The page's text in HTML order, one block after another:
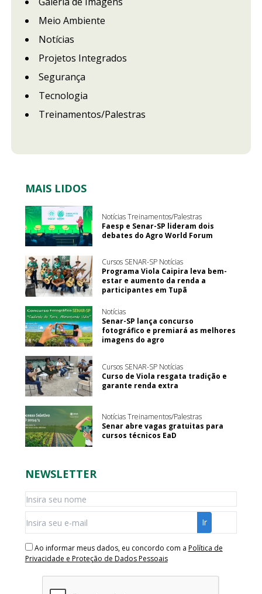
Meio Ambiente
Notícias
Projetos Integrados
Segurança
Tecnologia
Treinamentos/Palestras
MAIS LIDOS
Notícias Treinamentos/Palestras
Faesp e Senar-SP lideram dois
debates do Agro World Forum
Cursos SENAR-SP Notícias
Programa Viola Caipira leva bem-
estar e aumento da renda a
participantes em Tupã
Notícias
Senar-SP lança concurso
fotográfico e premiará as melhores
imagens do agro
Cursos SENAR-SP Notícias
Curso de Viola resgata tradição e
garante renda extra
Notícias Treinamentos/Palestras
Senar abre vagas gratuitas para
cursos técnicos EaD
NEWSLETTER
Ao informar meus dados, eu concordo com a Política de
Privacidade e Proteção de Dados Pessoais